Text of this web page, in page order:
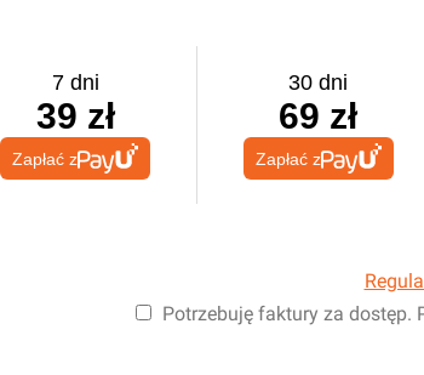
7 dni
39 zł
Zapłać z
30 dni
69 zł
Zapłać z
Potrzebuję faktury za dostęp.